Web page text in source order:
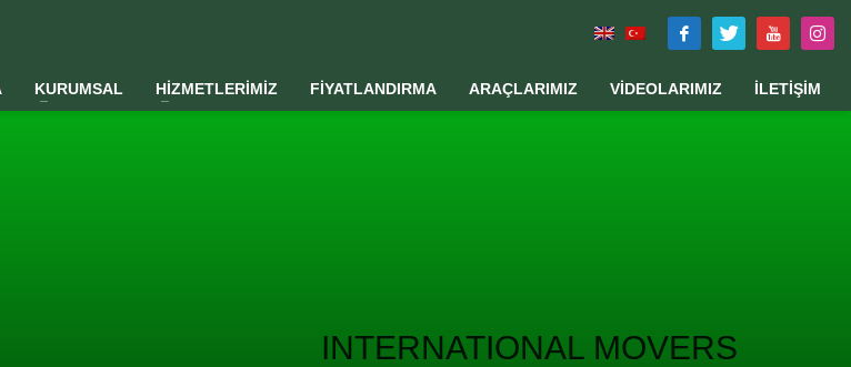
KURUMSAL HİZMETLERİMİZ FİYATLANDIRMA ARAÇLARIMIZ VİDEOLARIMIZ İLETİŞİM
INTERNATIONAL MOVERS